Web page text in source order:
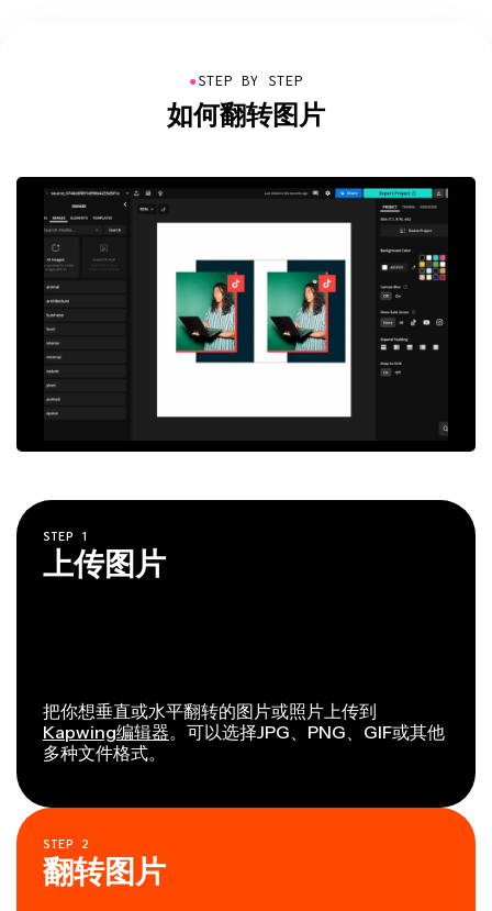
●STEP BY STEP
如何翻转图片
STEP 1
上传图片
把你想垂直或水平翻转的图片或照片上传到
Kapwing编辑器。可以选择JPG、PNG、GIF或其他
多种文件格式。
STEP 2
翻转图片